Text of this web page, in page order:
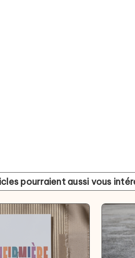
pourraient aussi vous